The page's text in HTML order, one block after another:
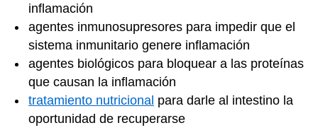
inflamación
agentes inmunosupresores para impedir que el
sistema inmunitario genere inflamación
agentes biológicos para bloquear a las proteínas
que causan la inflamación
tratamiento nutricional para darle al intestino la
oportunidad de recuperarse